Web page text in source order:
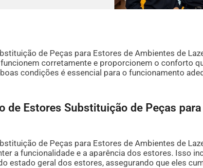
de Peças para Estores de Ambientes de
corretamente e proporcionem o conforto
condições é essencial para o funcionamento
de Estores Substituição de Peças
de Peças para Estores de Ambientes de
a funcionalidade e a aparência dos estores. Isso
estado geral dos estores, assegurando que eles